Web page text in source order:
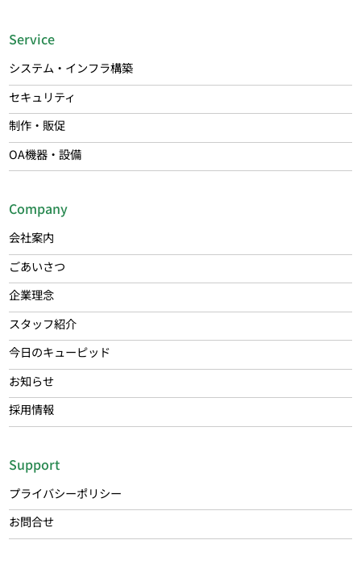
Service
システム・インフラ構築
セキュリティ
制作・販促
OA機器・設備
Company
会社案内
ごあいさつ
企業理念
スタッフ紹介
今日のキューピッド
お知らせ
採用情報
Support
プライバシーポリシー
お問合せ